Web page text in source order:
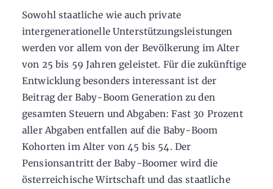
Sowohl staatliche wie auch private
intergenerationelle Unterstützungsleistungen
werden vor allem von der Bevölkerung im Alter
von 25 bis 59 Jahren geleistet. Für die zukünftige
Entwicklung besonders interessant ist der
Beitrag der Baby-Boom Generation zu den
gesamten Steuern und Abgaben: Fast 30 Prozent
aller Abgaben entfallen auf die Baby-Boom
Kohorten im Alter von 45 bis 54. Der
Pensionsantritt der Baby-Boomer wird die
österreichische Wirtschaft und das staatliche